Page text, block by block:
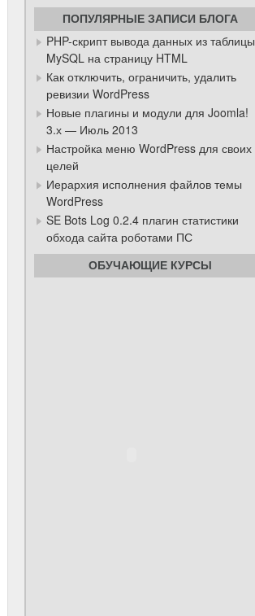
ПОПУЛЯРНЫЕ ЗАПИСИ БЛОГА
PHP-скрипт вывода данных из таблицы
MySQL на страницу HTML
Как отключить, ограничить, удалить
ревизии WordPress
Новые плагины и модули для Joomla!
3.х — Июль 2013
Настройка меню WordPress для своих
целей
Иерархия исполнения файлов темы
WordPress
SE Bots Log 0.2.4 плагин статистики
обхода сайта роботами ПС
ОБУЧАЮЩИЕ КУРСЫ